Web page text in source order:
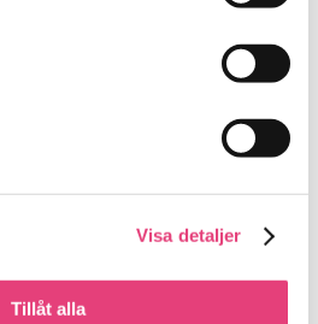
Visa detaljer
Tillåt alla
du tillit?
BLOGG